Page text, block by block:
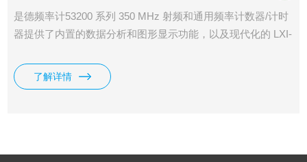
是德频率计53200 系列 350 MHz 射频和通用频率计数器/计时
器提供了内置的数据分析和图形显示功能，以及现代化的 LXI-
了解详情